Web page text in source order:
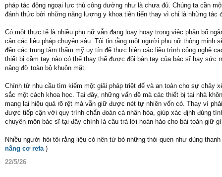
pháp tác động ngoại lực thủ công dường như là chưa đủ. Chúng ta cần
đánh thức bởi những năng lượng y khoa tiên tiến thay vì chỉ là những tác
Có một thực tế là nhiều phụ nữ vẫn đang loay hoay trong việc phân bổ
cận các liệu pháp chuyên sâu. Tôi tin rằng một người phụ nữ thông
đến các trung tâm thẩm mỹ uy tín để thực hiện các liệu trình công nghệ
thiết bị cầm tay nào có thể thay thế được đôi bàn tay của bác sĩ hay sức
nâng đỡ toàn bộ khuôn mặt.
Chính từ nhu cầu tìm kiếm một giải pháp triệt để và an toàn cho sự chảy
sắc một cách khoa học. Tại đây, những vấn đề mà các thiết bị tại nhà
mang lại hiệu quả rõ rệt mà vẫn giữ được nét tự nhiên vốn có. Thay vì
được tiếp cận với quy trình chẩn đoán cá nhân hóa, giúp xác định đúng
chuyên môn bác sĩ tại đây chính là câu trả lời hoàn hảo cho bài toán giữ
Nhiều người hỏi tôi rằng liệu có nên từ bỏ những thói quen như dùng
nâng cơ refa)
22/5/26